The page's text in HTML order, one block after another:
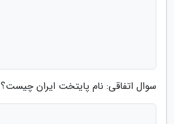
سوال اتفاقی: نام پایتخت ایران چیست؟